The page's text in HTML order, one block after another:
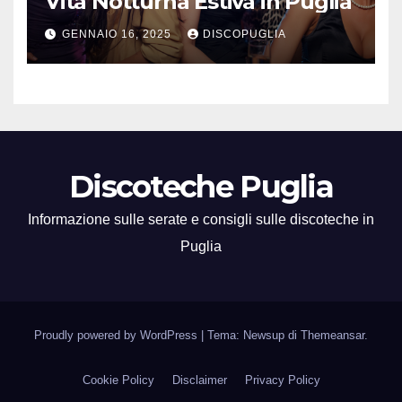
GENNAIO 16, 2025 DISCOPUGLIA
Discoteche Puglia
Informazione sulle serate e consigli sulle discoteche in
Puglia
Proudly powered by WordPress Tema: Newsup di Themeansar.
Cookie Policy Disclaimer Privacy Policy